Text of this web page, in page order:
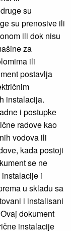
su
su prenosive ili
ili dok nisu
za
ili
postavlja
instalacija.
i postupke
radove kao
vodova ili
kada postoji
se ne
i
u skladu sa
i instalisani
dokument
instalacije